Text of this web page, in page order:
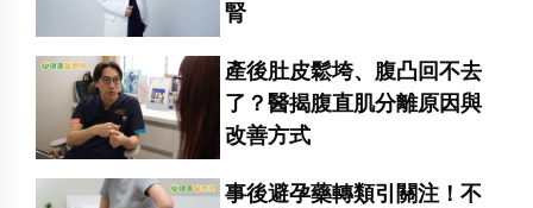
腎
產後肚皮鬆垮、腹凸回不去
了？醫揭腹直肌分離原因與
改善方式
事後避孕藥轉類引關注！不